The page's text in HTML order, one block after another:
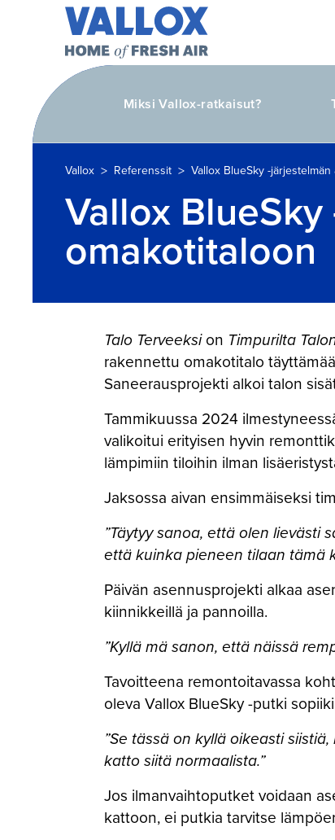
Miksi Vallox-ratkaisut?
Vallox > Referenssit > Vallox BlueSky -
Vallox
omakotitaloon
Talo Terveeksion Timpurilta
rakennettu omakotitalo
Saneerausprojekti alkoi talon
Tammikuussa 2024
valikoitui erityisen hyvin
lämpimiin tiloihin ilman
Jaksossa aivan ensimmäiseksi
”Täytyy sanoa, että olen
että kuinka pieneen tilaan tämä
Päivän asennusprojekti alkaa
kiinnikkeillä ja pannoilla.
”Kyllä mä sanon, että näissä
Tavoitteena remontoitavassa
oleva Vallox BlueSky -putki
”Se tässä on kyllä oikeasti
katto siitä normaalista.”
Jos ilmanvaihtoputket voidaan
kattoon, ei putkia tarvitse